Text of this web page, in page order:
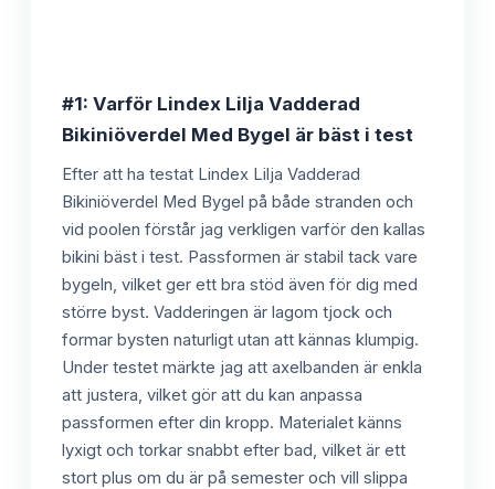
#1: Varför Lindex Lilja Vadderad
Bikiniöverdel Med Bygel är bäst i test
Efter att ha testat Lindex Lilja Vadderad
Bikiniöverdel Med Bygel på både stranden och
vid poolen förstår jag verkligen varför den kallas
bikini bäst i test. Passformen är stabil tack vare
bygeln, vilket ger ett bra stöd även för dig med
större byst. Vadderingen är lagom tjock och
formar bysten naturligt utan att kännas klumpig.
Under testet märkte jag att axelbanden är enkla
att justera, vilket gör att du kan anpassa
passformen efter din kropp. Materialet känns
lyxigt och torkar snabbt efter bad, vilket är ett
stort plus om du är på semester och vill slippa